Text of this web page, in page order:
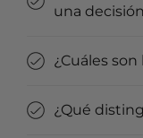
una
¿Cuáles
¿Qué